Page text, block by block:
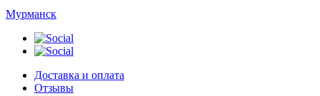
Мурманск
Доставка и оплата
Отзывы